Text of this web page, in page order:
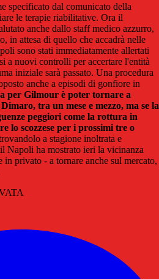
specificato dal comunicato della
le terapie riabilitative. Ora il
anche dallo staff medico azzurro,
in attesa di quello che accadrà nelle
sono stati immediatamente allertati
a nuovi controlli per accertare l'entità
iniziale sarà passato. Una procedura
anche a episodi di gonfiore in
per Gilmour è poter tornare a
tra un mese e mezzo, ma se la
peggiori come la rottura in
lo scozzese per i prossimi tre o
a stagione inoltrata e
Napoli ha mostrato ieri la vicinanza
in privato - a tornare anche sul mercato,